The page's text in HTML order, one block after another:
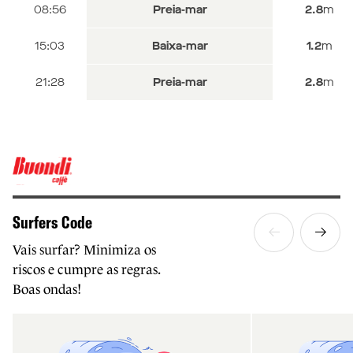
08:56 Preia-mar 2.8m
15:03 Baixa-mar 1.2m
21:28 Preia-mar 2.8m
10:08 Preia-mar 2.8m
16:24 Baixa-mar 1.3m
22:48 Preia-mar 2.8m
11:32 Preia-mar 2.8m
17:57 Baixa-mar 1.2m
Surfers Code
Vais surfar? Minimiza os
riscos e cumpre as regras.
Boas ondas!